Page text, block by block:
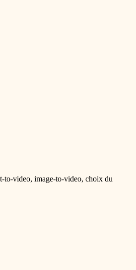
to-video, image-to-video, choix du